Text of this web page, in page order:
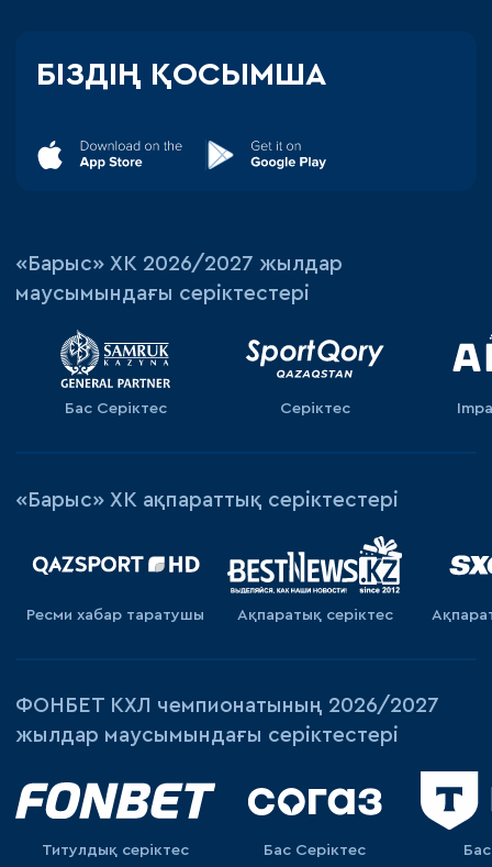
БІЗДІҢ ҚОСЫМША
«‎Барыс»‎ ХК 2026/2027 жылдар
маусымындағы серіктестері
Бас Серіктес Серіктес
«Барыс» ХК ақпараттық серіктестері
Ресми хабар таратушы Ақпаратық серiктес
ФОНБЕТ КХЛ чемпионатының 2026/2027
жылдар маусымындағы серіктестері
Титулдық серіктес Бас Серіктес